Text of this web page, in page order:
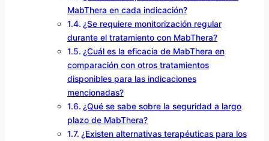
MabThera en cada indicación?
¿Se requiere monitorización regular
durante el tratamiento con MabThera?
¿Cuál es la eficacia de MabThera en
comparación con otros tratamientos
disponibles para las indicaciones
mencionadas?
¿Qué se sabe sobre la seguridad a largo
plazo de MabThera?
¿Existen alternativas terapéuticas para los